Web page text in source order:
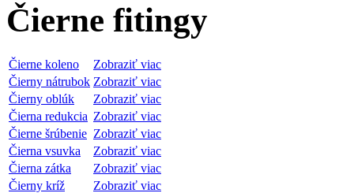
Čierne fitingy
Čierne koleno
Zobraziť viac
Čierny nátrubok Zobraziť viac
Čierny oblúk
Zobraziť viac
Čierna redukcia Zobraziť viac
Čierne šrúbenie Zobraziť viac
Čierna vsuvka
Zobraziť viac
Čierna zátka
Zobraziť viac
Čierny kríž
Zobraziť viac